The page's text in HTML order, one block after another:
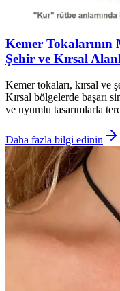
Kemer
Şehir ve Kırsal
Kemer tokaları, kırsal ve
Kırsal bölgelerde başarı
ve uyumlu tasarımlarla
Daha fazla bilgi edinin